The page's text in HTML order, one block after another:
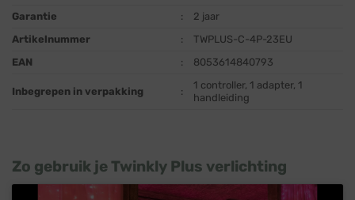
Garantie
:
2 jaar
Artikelnummer
:
TWPLUS-C-4P-23EU
EAN
: 8053614840793
Inbegrepen in verpakking :
1 controller, 1 adapter, 1
handleiding
Zo gebruik je Twinkly Plus verlichting